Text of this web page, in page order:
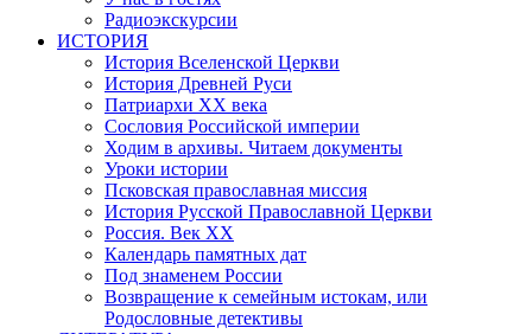
Радиоэкскурсии
ИСТОРИЯ
История Вселенской Церкви
История Древней Руси
Патриархи XX века
Сословия Российской империи
Ходим в архивы. Читаем документы
Уроки истории
Псковская православная миссия
История Русской Православной Церкви
Россия. Век ХХ
Календарь памятных дат
Под знаменем России
Возвращение к семейным истокам, или
Родословные детективы